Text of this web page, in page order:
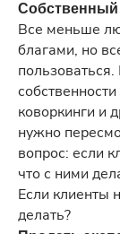
Собственный
Все меньше
благами, но
коворкинги и
нужно
вопрос: если
что с ними
Если клиенты
делать?